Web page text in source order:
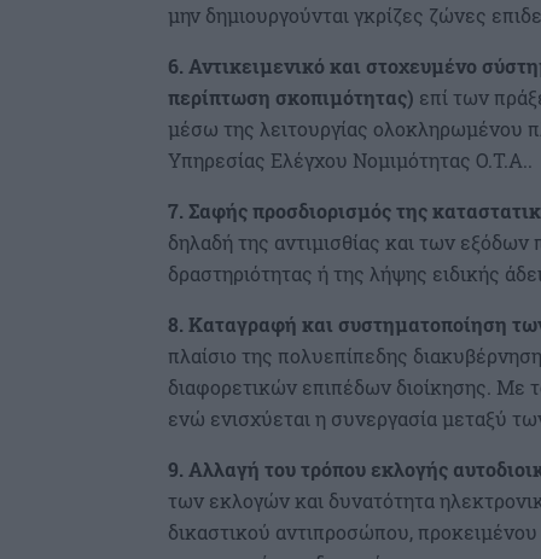
μην δημιουργούνται γκρίζες ζώνες
6. Αντικειμενικό και στοχευμένο
περίπτωση σκοπιμότητας) επί των
μέσω της λειτουργίας ολοκληρωμένου
Υπηρεσίας Ελέγχου Νομιμότητας Ο.Τ.Α..
7. Σαφής προσδιορισμός της
δηλαδή της αντιμισθίας και των
δραστηριότητας ή της λήψης ειδικής
8. Καταγραφή και συστηματοποίηση
πλαίσιο της πολυεπίπεδης
διαφορετικών επιπέδων διοίκησης. Με
ενώ ενισχύεται η συνεργασία μεταξύ
9. Αλλαγή του τρόπου εκλογής
των εκλογών και δυνατότητα
δικαστικού αντιπροσώπου,